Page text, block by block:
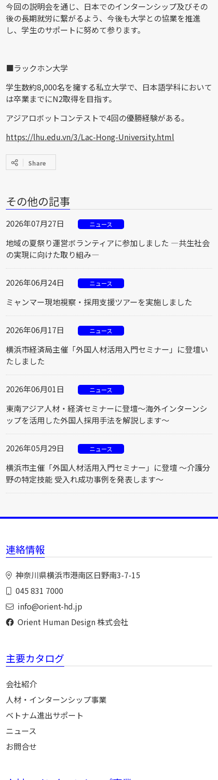
今回の説明会を通じ、日本でのインターンシップ及びその
後の長期就労に繋がるよう、今後も大学との協業を推進
し、学生のサポートに努めて参ります。
■ラックホン大学
学生数約8,000名を擁する私立大学で、日本語学科において
は卒業までにN2取得を目指す。
アジアロボットコンテストで4回の優勝経験がある。
https://lhu.edu.vn/3/Lac-Hong-University.html
Share
その他の記事
2026年07月27日 ニュース
地域の夏祭り運営ボランティアに参加しました ―共生社会
の実現に向けた取り組み―
2026年06月24日 ニュース
ミャンマー現地視察・採用支援ツアーを実施しました
2026年06月17日 ニュース
横浜市経済局主催「外国人材活用入門セミナー」に登壇い
たしました
2026年06月01日 ニュース
東南アジア人材・経済セミナーに登壇～海外インターンシ
ップを活用した外国人採用手法を解説します～
2026年05月29日 ニュース
横浜市主催「外国人材活用入門セミナー」に登壇 ～介護分
野の特定技能 受入れ成功事例を発表します～
連絡情報
神奈川県横浜市港南区日野南3-7-15
045 831 7000
info@orient-hd.jp
Orient Human Design 株式会社
主要カタログ
会社紹介
人材・インターンシップ事業
ベトナム進出サポート
ニュース
お問合せ